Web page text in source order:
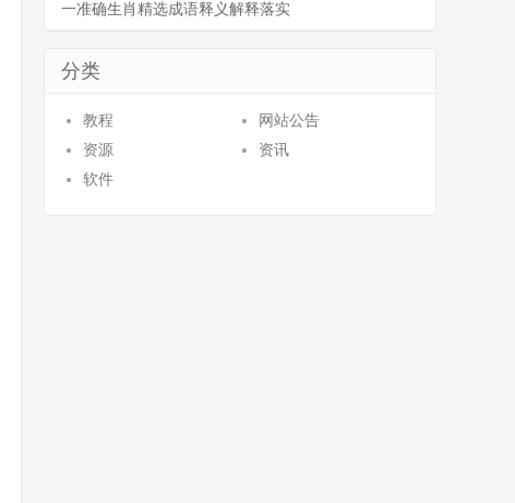
一准确生肖精选成语释义解释落实
分类
教程
网站公告
资源
资讯
软件